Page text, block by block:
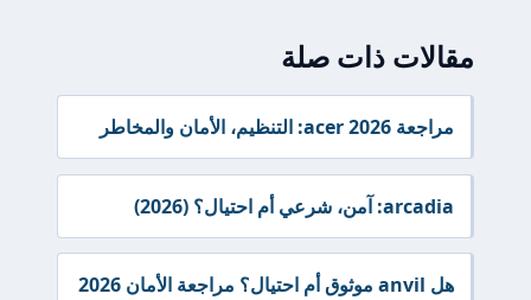
مقالات ذات صلة
مراجعة acer 2026: التنظيم، الأمان والمخاطر
arcadia: آمن، شرعي أم احتيال؟ (2026)
هل anvil موثوق أم احتيال؟ مراجعة الأمان 2026